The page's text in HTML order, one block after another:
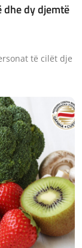
dhe dy djemtë
të cilët dje